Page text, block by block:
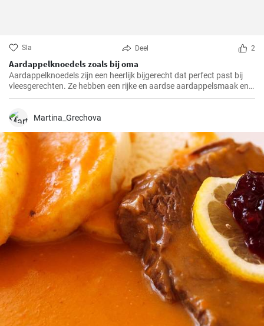
Sla Deel 2
Aardappelknoedels zoals bij oma
Aardappelknoedels zijn een heerlijk bijgerecht dat perfect past bij
vleesgerechten. Ze hebben een rijke en aardse aardappelsmaak en
zijn heerlijk luchtig. Deze knoedels zijn een traditioneel gerecht dat in
Martina_Grechova